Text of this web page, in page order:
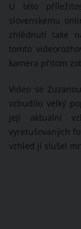
U této
slovenskému
zhlédnutí také
tomto
kamera přitom
Video se
vzbudilo velký
její aktuální
vyretušovaných
vzhled jí slušel